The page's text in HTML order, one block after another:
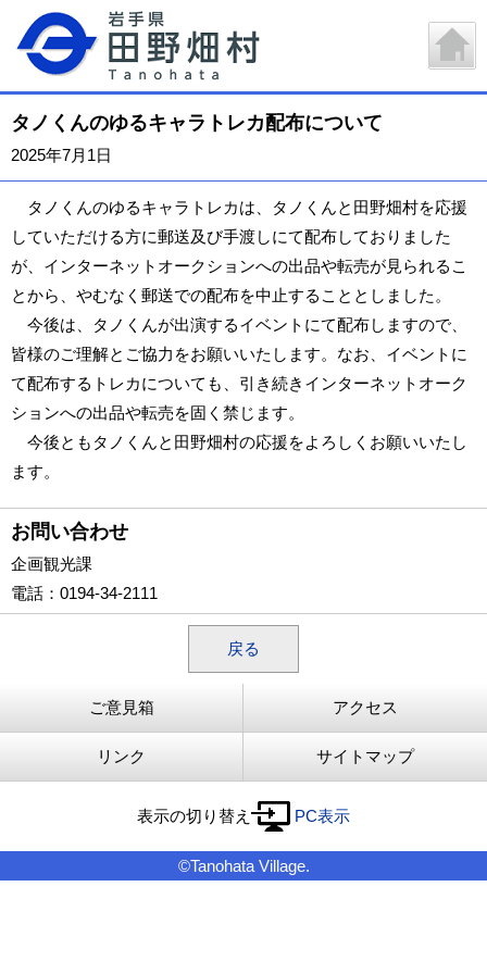
タノくんのゆるキャラトレカ配布について
2025年7月1日
タノくんのゆるキャラトレカは、タノくんと田野畑村を応援
していただける方に郵送及び手渡しにて配布しておりました
が、インターネットオークションへの出品や転売が見られるこ
とから、やむなく郵送での配布を中止することとしました。
今後は、タノくんが出演するイベントにて配布しますので、
皆様のご理解とご協力をお願いいたします。なお、イベントに
て配布するトレカについても、引き続きインターネットオーク
ションへの出品や転売を固く禁じます。
今後ともタノくんと田野畑村の応援をよろしくお願いいたし
ます。
お問い合わせ
企画観光課
電話 ：0194-34-2111
戻る
ご意見箱 アクセス
リンク サイトマップ
表示の切り替え PC表示
©Tanohata Village.